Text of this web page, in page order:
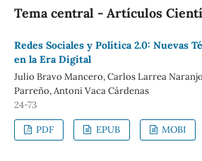
Tema central - Artículos
Redes Sociales y Política 2.0: Nuevas
en la Era Digital
Julio Bravo Mancero, Carlos Larrea
Parreño, Antoni Vaca Cárdenas
24-73
PDF EPUB MOBI